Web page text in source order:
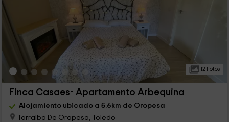
12 Fotos
Finca Casaes- Apartamento Arbequina
Alojamiento ubicado a 5.6km de Oropesa
Torralba De Oropesa, Toledo